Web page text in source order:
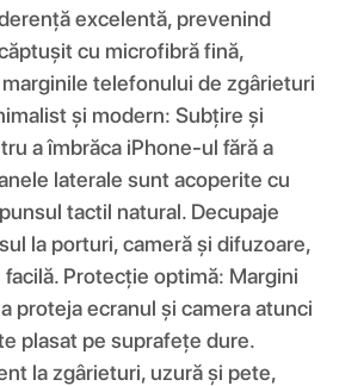
excelentă, prevenind
cu microfibră fină,
telefonului de zgârieturi
și modern: Subțire și
a îmbrăca iPhone-ul fără a
laterale sunt acoperite cu
tactil natural. Decupaje
la porturi, cameră și difuzoare,
Protecție optimă: Margini
proteja ecranul și camera atunci
plasat pe suprafețe dure.
la zgârieturi, uzură și pete,